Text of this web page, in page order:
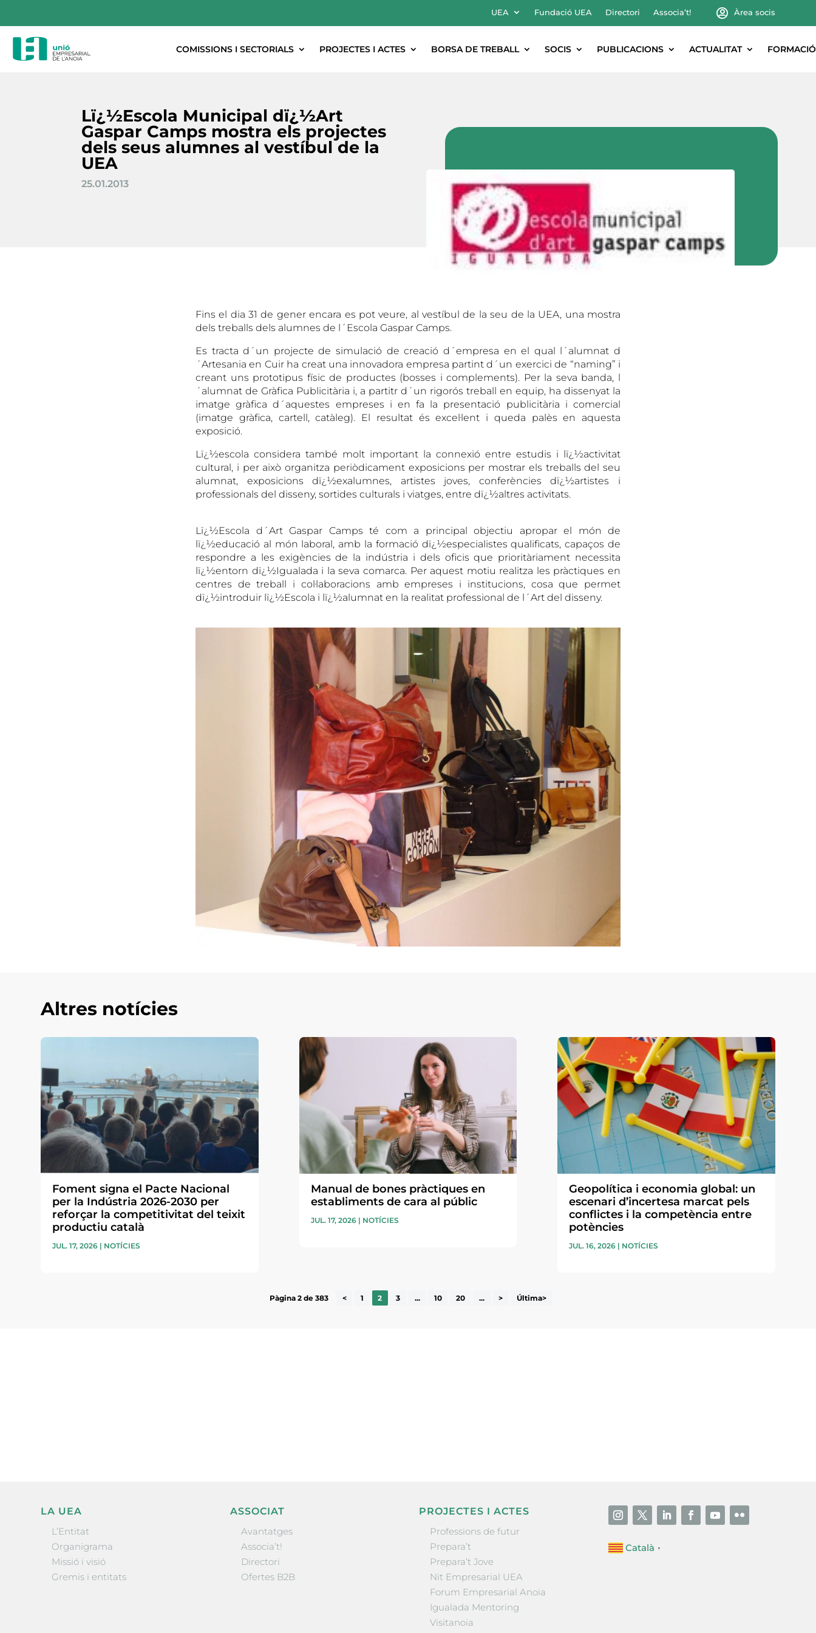
UEA Fundació UEA Directori Associa’t! Àrea socis
COMISSIONS I SECTORIALS PROJECTES I ACTES BORSA DE TREBALL SOCIS PUBLICACIONS ACTUALITAT FORMACIÓ
Lï¿½Escola Municipal dï¿½Art
Gaspar Camps mostra els projectes
dels seus alumnes al vestíbul de la
UEA
25.01.2013
Fins el dia 31 de gener encara es pot veure, al vestíbul de la seu de la UEA, una mostra
dels treballs dels alumnes de l´Escola Gaspar Camps.
Es tracta d´un projecte de simulació de creació d´empresa en el qual l´alumnat d
´Artesania en Cuir ha creat una innovadora empresa partint d´un exercici de “naming” i
creant uns prototipus físic de productes (bosses i complements). Per la seva banda, l
´alumnat de Gràfica Publicitària i, a partitr d´un rigorós treball en equip, ha dissenyat la
imatge gràfica d´aquestes empreses i en fa la presentació publicitària i comercial
(imatge gràfica, cartell, catàleg). El resultat és excel·lent i queda palès en aquesta
exposició.
Lï¿½escola considera també molt important la connexió entre estudis i lï¿½activitat
cultural, i per això organitza periòdicament exposicions per mostrar els treballs del seu
alumnat, exposicions dï¿½exalumnes, artistes joves, conferències dï¿½artistes i
professionals del disseny, sortides culturals i viatges, entre dï¿½altres activitats.
Lï¿½Escola d´Art Gaspar Camps té com a principal objectiu apropar el món de
lï¿½educació al món laboral, amb la formació dï¿½especialistes qualificats, capaços de
respondre a les exigències de la indústria i dels oficis que prioritàriament necessita
lï¿½entorn dï¿½Igualada i la seva comarca. Per aquest motiu realitza les pràctiques en
centres de treball i col·laboracions amb empreses i institucions, cosa que permet
dï¿½introduir lï¿½Escola i lï¿½alumnat en la realitat professional de l´Art del disseny.
Altres notícies
Foment signa el Pacte Nacional
per la Indústria 2026-2030 per
reforçar la competitivitat del teixit
productiu català
JUL. 17, 2026 | NOTÍCIES
Manual de bones pràctiques en
establiments de cara al públic
JUL. 17, 2026| NOTÍCIES
Geopolítica i economia global: un
escenari d’incertesa marcat pels
conflictes i la competència entre
potències
JUL. 16, 2026| NOTÍCIES
Pàgina 2 de 383 < 1 2 3 ... 10 20 ... > Última>
LA UEA
L’Entitat
Organigrama
Missió i visió
Gremis i entitats
ASSOCIAT
Avantatges
Associa’t!
Directori
Ofertes B2B
PROJECTES I ACTES
Professions de futur
Prepara’t
Prepara’t Jove
Nit Empresarial UEA
Forum Empresarial Anoia
Igualada Mentoring
Visitanoia
Català ▼